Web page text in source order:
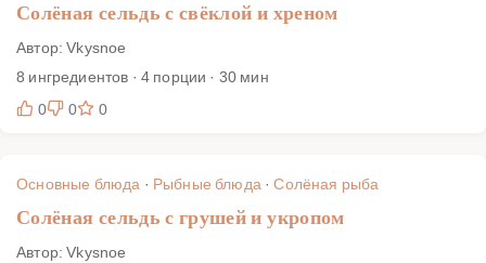
Солёная сельдь с свёклой и хреном
Автор: Vkysnoe
8 ингредиентов · 4 порции · 30 мин
0
0 0
Основные блюда · Рыбные блюда·Солёная рыба
Солёная сельдь с грушей и укропом
Автор: Vkysnoe